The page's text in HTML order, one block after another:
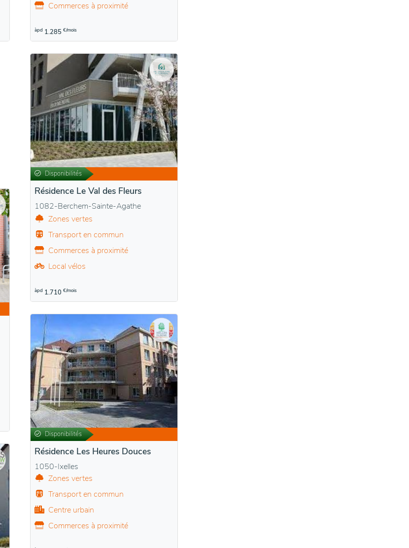
Commerces à proximité
àpd 1.285 €/mois
Disponibilités
Résidence Le Val des Fleurs
1082-Berchem-Sainte-Agathe
Zones vertes
Transport en commun
Commerces à proximité
Local vélos
àpd 1.710 €/mois
Disponibilités
Résidence Les Heures Douces
1050-Ixelles
Zones vertes
Transport en commun
Centre urbain
Commerces à proximité